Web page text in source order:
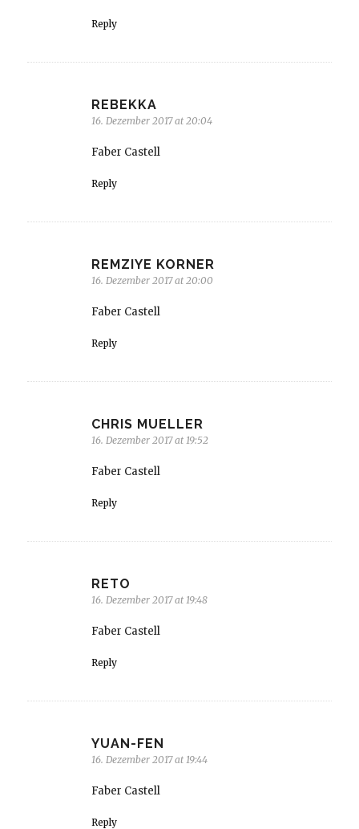
Reply
REBEKKA
16. Dezember 2017 at 20:04
Faber Castell
Reply
REMZIYE KORNER
16. Dezember 2017 at 20:00
Faber Castell
Reply
CHRIS MUELLER
16. Dezember 2017 at 19:52
Faber Castell
Reply
RETO
16. Dezember 2017 at 19:48
Faber Castell
Reply
YUAN-FEN
16. Dezember 2017 at 19:44
Faber Castell
Reply